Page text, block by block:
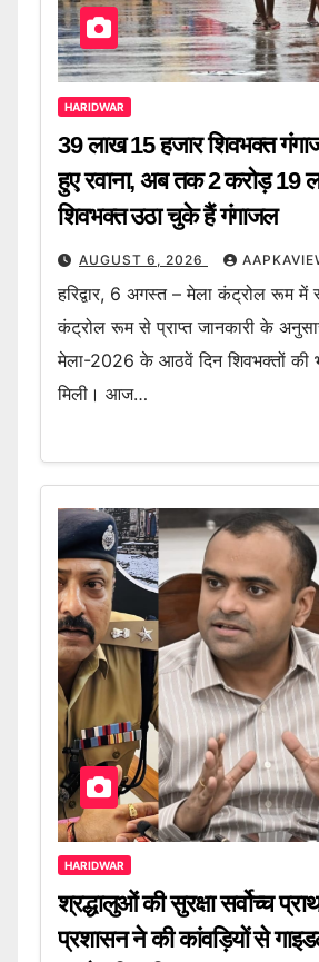
HARIDWAR
39 लाख 15 हजार शिवभक्त
हुए रवाना, अब तक 2 करोड़ 19
शिवभक्त उठा चुके हैं गंगाजल
AUGUST 6, 2026
हरिद्वार, 6 अगस्त – मेला कंट्रोल रूम में
कंट्रोल रूम से प्राप्त जानकारी के
मेला-2026 के आठवें दिन शिवभक्तों की
मिली। आज…
HARIDWAR
श्रद्धालुओं की सुरक्षा सर्वोच्च
प्रशासन ने की कांवड़ियों से